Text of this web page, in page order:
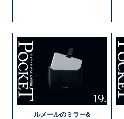
ルメールのミラー&